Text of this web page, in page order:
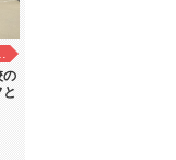
前講義
の